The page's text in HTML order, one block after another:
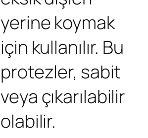
yerine koymak
için kullanılır. Bu
protezler, sabit
veya çıkarılabilir
olabilir.